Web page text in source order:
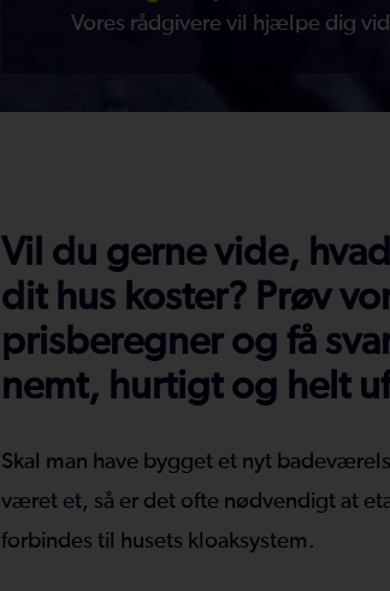
Vores rådgivere vil hjælpe dig
Vil du gerne vide,
dit hus koster? Prøv
prisberegner og få
nemt, hurtigt og helt
Skal man have bygget et nyt
været et, så er det ofte nødvendigt at
forbindes til husets kloaksystem.